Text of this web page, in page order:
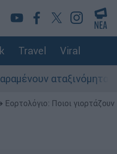
Travel Viral
- Λύση
Εορτολόγιο: Ποιοι γιορτάζουν